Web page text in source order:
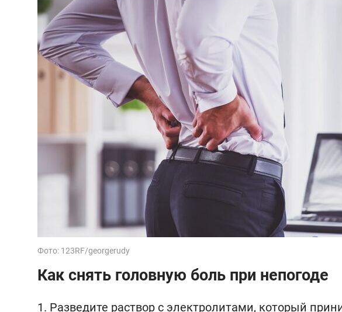
Фото: 123RF/georgerudy
Как снять головную боль при непогоде
Разведите раствор с электролитами, который